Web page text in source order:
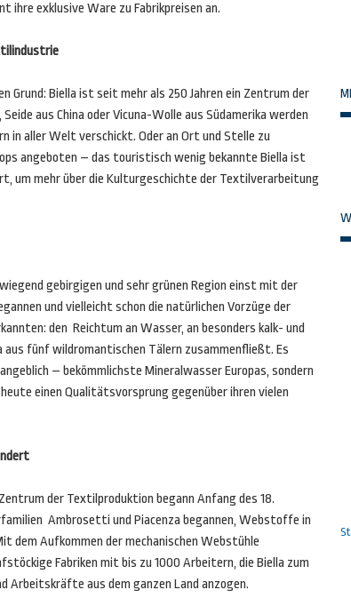
ihre exklusive Ware zu Fabrikpreisen an.
Grund: Biella ist seit mehr als 250 Jahren ein Zentrum der
aus China oder Vicuna-Wolle aus Südamerika werden
in aller Welt verschickt. Oder an Ort und Stelle zu
angeboten – das touristisch wenig bekannte Biella ist
um mehr über die Kulturgeschichte der Textilverarbeitung
gebirgigen und sehr grünen Region einst mit der
und vielleicht schon die natürlichen Vorzüge der
den Reichtum an Wasser, an besonders kalk- und
aus fünf wildromantischen Tälern zusammenfließt. Es
– bekömmlichste Mineralwasser Europas, sondern
einen Qualitätsvorsprung gegenüber ihren vielen
der Textilproduktion begann Anfang des 18.
Ambrosetti und Piacenza begannen, Webstoffe in
dem Aufkommen der mechanischen Webstühle
Fabriken mit bis zu 1000 Arbeitern, die Biella zum
Arbeitskräfte aus dem ganzen Land anzogen.